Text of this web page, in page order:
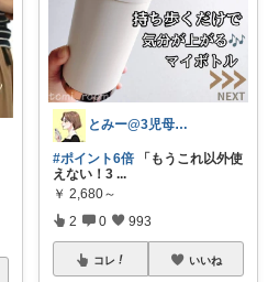
とみー@3児母の部屋⭐️
#ポイント6倍 「もうこれ以外使
えない！3 ...
￥ 2,680～
2 0 993
コレ いいね